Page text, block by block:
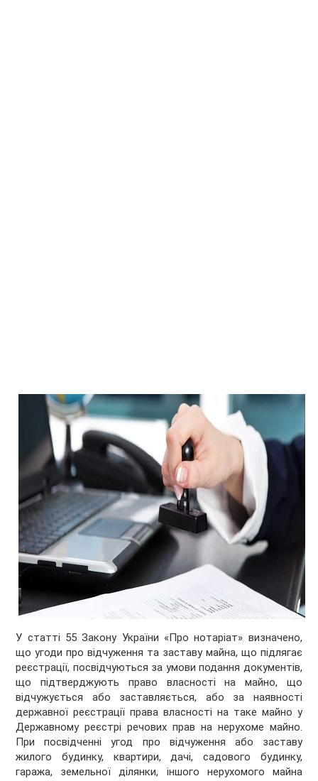
У статті 55 Закону України «Про нотаріат» визначено,
що угоди про відчуження та заставу майна, що підлягає
реєстрації, посвідчуються за умови подання документів,
що підтверджують право власності на майно, що
відчужується або заставляється, або за наявності
державної реєстрації права власності на таке майно у
Державному реєстрі речових прав на нерухоме майно.
При посвідченні угод про відчуження або заставу
жилого будинку, квартири, дачі, садового будинку,
гаража, земельної ділянки, іншого нерухомого майна